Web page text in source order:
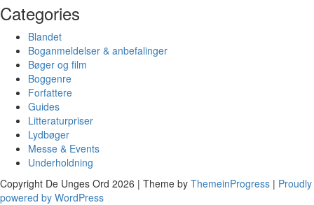
Categories
Blandet
Boganmeldelser & anbefalinger
Bøger og film
Boggenre
Forfattere
Guides
Litteraturpriser
Lydbøger
Messe & Events
Underholdning
Copyright De Unges Ord 2026 | Theme by ThemeinProgress | Proudly
powered by WordPress